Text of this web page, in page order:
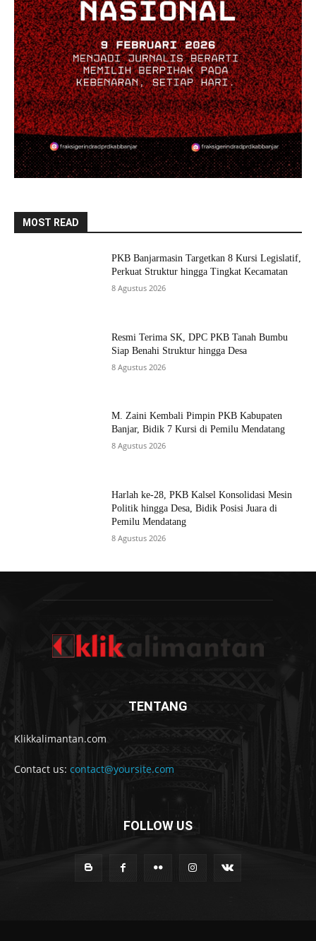
MOST READ
PKB Banjarmasin Targetkan 8 Kursi Legislatif,
Perkuat Struktur hingga Tingkat Kecamatan
8 Agustus 2026
Resmi Terima SK, DPC PKB Tanah Bumbu
Siap Benahi Struktur hingga Desa
8 Agustus 2026
M. Zaini Kembali Pimpin PKB Kabupaten
Banjar, Bidik 7 Kursi di Pemilu Mendatang
8 Agustus 2026
Harlah ke-28, PKB Kalsel Konsolidasi Mesin
Politik hingga Desa, Bidik Posisi Juara di
Pemilu Mendatang
8 Agustus 2026
TENTANG
Klikkalimantan.com
Contact us: contact@yoursite.com
FOLLOW US